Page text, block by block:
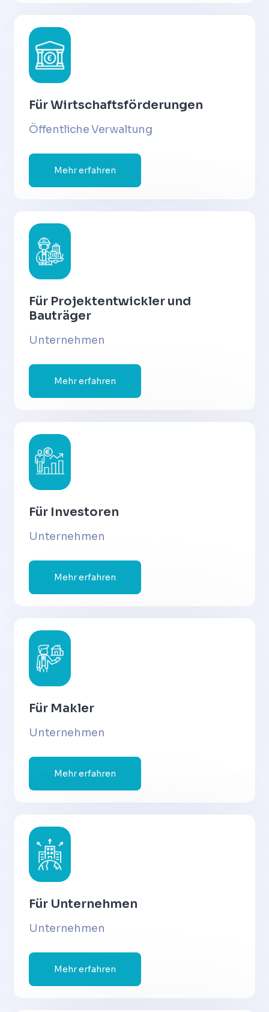
Für Wirtschaftsförderungen
Öffentliche Verwaltung
Mehr erfahren
Für Projektentwickler und
Bauträger
Unternehmen
Mehr erfahren
Für Investoren
Unternehmen
Mehr erfahren
Für Makler
Unternehmen
Mehr erfahren
Für Unternehmen
Unternehmen
Mehr erfahren